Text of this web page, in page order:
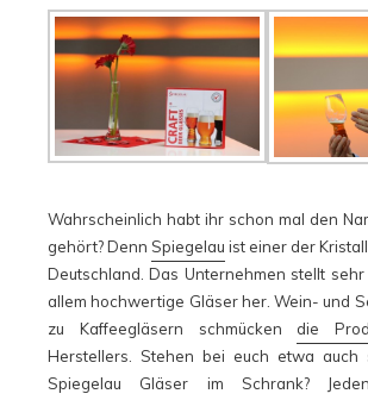
Wahrscheinlich habt ihr schon mal den
gehört? Denn Spiegelau ist einer der
Deutschland. Das Unternehmen stellt
allem hochwertige Gläser her. Wein- und
zu Kaffeegläsern schmücken die
Herstellers. Stehen bei euch etwa auch
Spiegelau Gläser im Schrank?